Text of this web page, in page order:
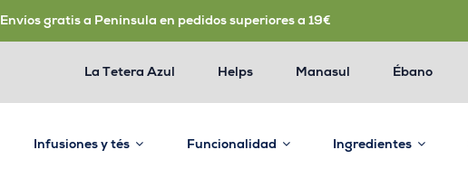
Envíos gratis a Península en pedidos superiores a 19€
La Tetera Azul Helps Manasul Ébano
Infusiones y tés Funcionalidad Ingredientes